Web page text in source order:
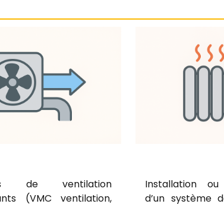
de ventilation
(VMC ventilation,
Installation
d’un système